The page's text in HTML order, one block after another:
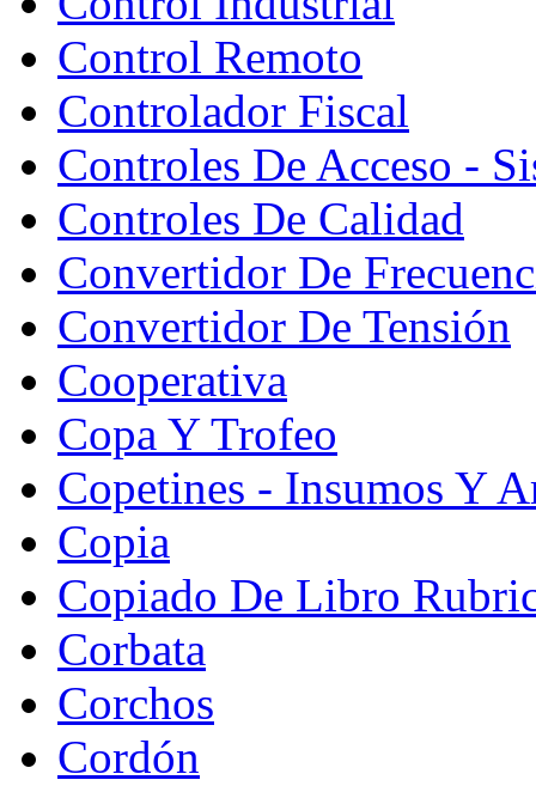
Control Remoto
Controlador Fiscal
Controles De Acceso -
Controles De Calidad
Convertidor De
Convertidor De Tensión
Cooperativa
Copa Y Trofeo
Copetines - Insumos Y
Copia
Copiado De Libro
Corbata
Corchos
Cordón